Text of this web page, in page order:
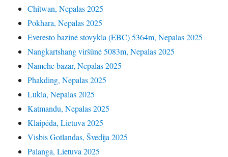
Chitwan, Nepalas 2025
Pokhara, Nepalas 2025
Everesto bazinė stovykla (EBC) 5364m, Nepalas 2025
Nangkartshang viršūnė 5083m, Nepalas 2025
Namche bazar, Nepalas 2025
Phakding, Nepalas 2025
Lukla, Nepalas 2025
Katmandu, Nepalas 2025
Klaipėda, Lietuva 2025
Visbis Gotlandas, Švedija 2025
Palanga, Lietuva 2025